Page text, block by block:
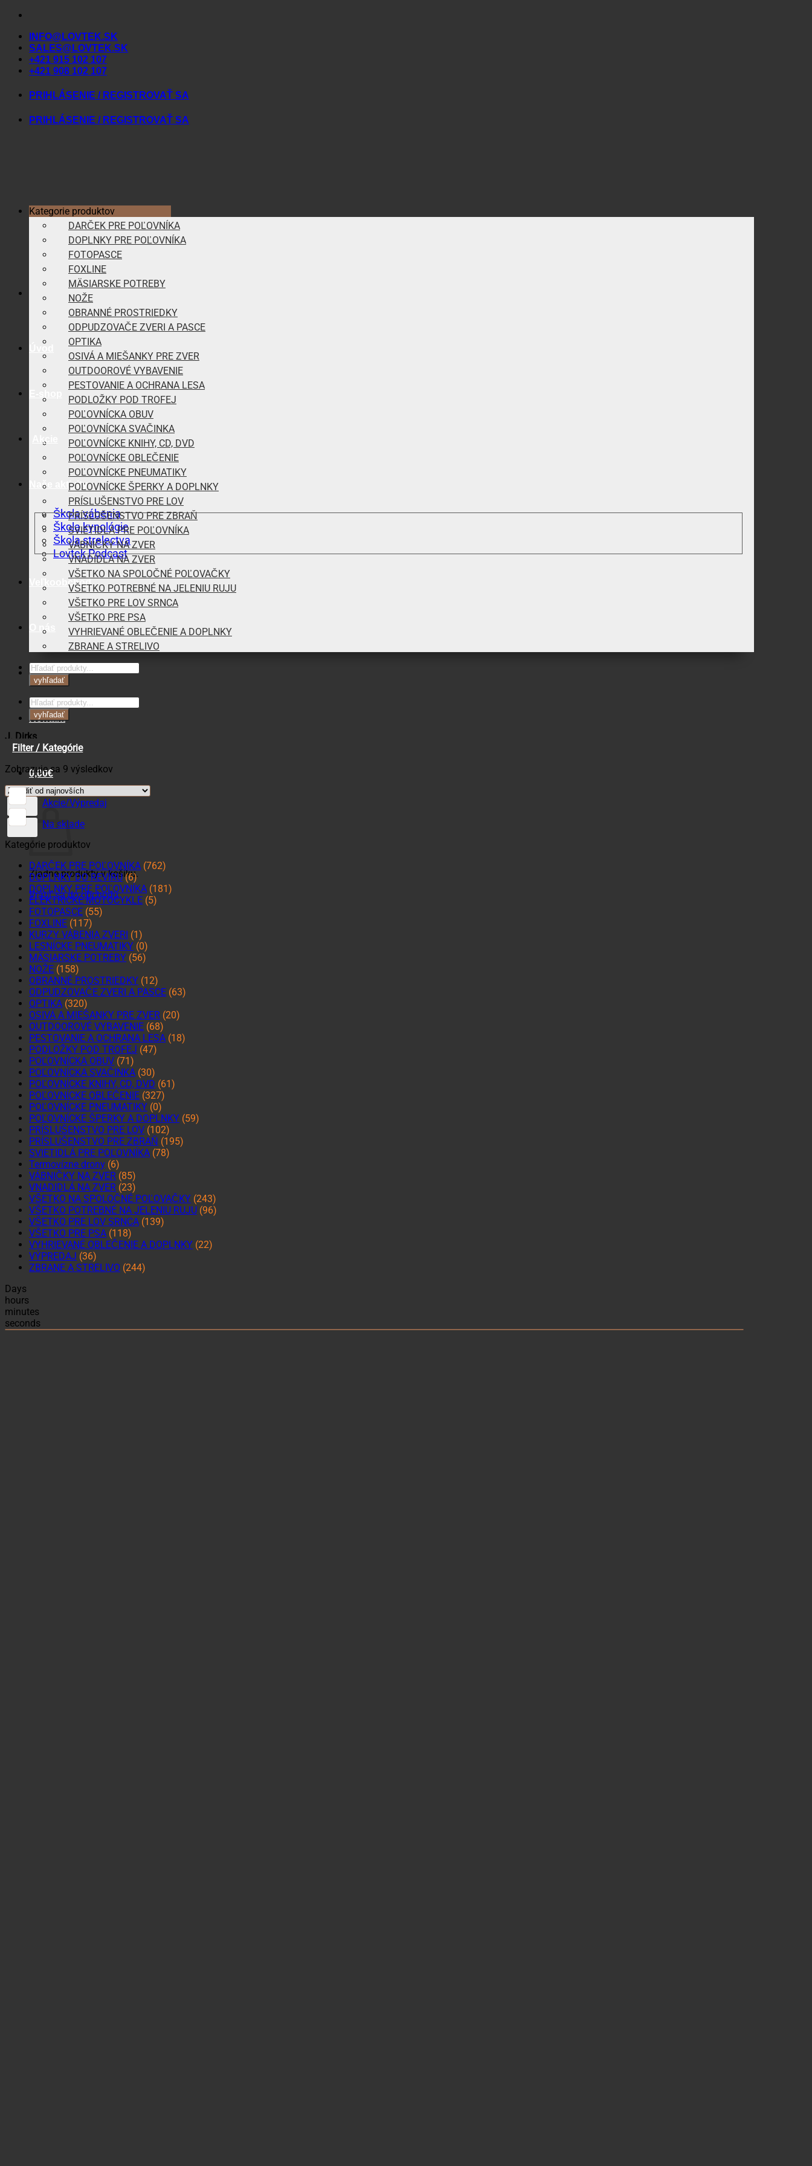
Skip
contentINFO@LOVTEK.SK
SALES@LOVTEK.SK
+421 915 102 107
+421 908 102 107
PRIHLÁSENIE / REGISTROVAŤ SA
PRIHLÁSENIE / REGISTROVAŤ SA
Akcie
Naše aktivity
Škola vábenia
Škola kynológie
Škola strelectva
Lovtek Podcast
Veľkoobchod
O nás
Blog
Kontakt
0,00€
Košík
Žiadne produkty v košíku.
Vrátiť sa do obchodu
Kategorie produktov
DARČEK PRE POĽOVNÍKA
DOPLNKY PRE POĽOVNÍKA
FOTOPASCE
FOXLINE
MÄSIARSKE POTREBY
NOŽE
OBRANNÉ PROSTRIEDKY
ODPUDZOVAČE ZVERI A PASCE
OPTIKA
OSIVÁ A MIEŠANKY PRE ZVER
OUTDOOROVÉ VYBAVENIE
PESTOVANIE A OCHRANA LESA
PODLOŽKY POD TROFEJ
POĽOVNÍCKA OBUV
POĽOVNÍCKA SVAČINKA
POĽOVNÍCKE KNIHY, CD, DVD
POĽOVNÍCKE OBLEČENIE
POĽOVNÍCKE PNEUMATIKY
POĽOVNÍCKE ŠPERKY A DOPLNKY
PRÍSLUŠENSTVO PRE LOV
PRÍSLUŠENSTVO PRE ZBRAŇ
SVIETIDLÁ PRE POĽOVNÍKA
VÁBNIČKY NA ZVER
VNADIDLÁ NA ZVER
VŠETKO NA SPOLOČNÉ POĽOVAČKY
VŠETKO POTREBNÉ NA JELENIU RUJU
VŠETKO PRE LOV SRNCA
VŠETKO PRE PSA
VYHRIEVANÉ OBLEČENIE A DOPLNKY
ZBRANE A STRELIVO
Products
search
vyhľadať
Products
search
vyhľadať
J. Dirks
Filter / Kategórie
Zobrazuje sa 9 výsledkov
najnovších
Akcie/Výpredaj
Na sklade
Kategórie produktov
DARČEK PRE POĽOVNÍKA (762)
DOPLNKY DO REVÍRU (6)
DOPLNKY PRE POĽOVNÍKA (181)
ELEKTRICKÉ MOTOCYKLE (5)
FOTOPASCE (55)
FOXLINE (117)
KURZY VÁBENIA ZVERI (1)
LESNÍCKE PNEUMATIKY (0)
MÄSIARSKE POTREBY (56)
NOŽE (158)
OBRANNÉ PROSTRIEDKY (12)
ODPUDZOVAČE ZVERI A PASCE (63)
OPTIKA (320)
OSIVÁ A MIEŠANKY PRE ZVER (20)
OUTDOOROVÉ VYBAVENIE (68)
PESTOVANIE A OCHRANA LESA (18)
PODLOŽKY POD TROFEJ (47)
POĽOVNÍCKA OBUV (71)
POĽOVNÍCKA SVAČINKA (30)
POĽOVNÍCKE KNIHY, CD, DVD (61)
POĽOVNÍCKE OBLEČENIE (327)
POĽOVNÍCKE PNEUMATIKY (0)
POĽOVNÍCKE ŠPERKY A DOPLNKY (59)
PRÍSLUŠENSTVO PRE LOV (102)
PRÍSLUŠENSTVO PRE ZBRAŇ (195)
SVIETIDLÁ PRE POĽOVNÍKA (78)
Termovízne drony (6)
VÁBNIČKY NA ZVER (85)
VNADIDLÁ NA ZVER (23)
VŠETKO NA SPOLOČNÉ POĽOVAČKY (243)
VŠETKO POTREBNÉ NA JELENIU RUJU (96)
VŠETKO PRE LOV SRNCA (139)
VŠETKO PRE PSA (118)
VYHRIEVANÉ OBLEČENIE A DOPLNKY (22)
VÝPREDAJ (36)
ZBRANE A STRELIVO (244)
Days
hours
minutes
seconds